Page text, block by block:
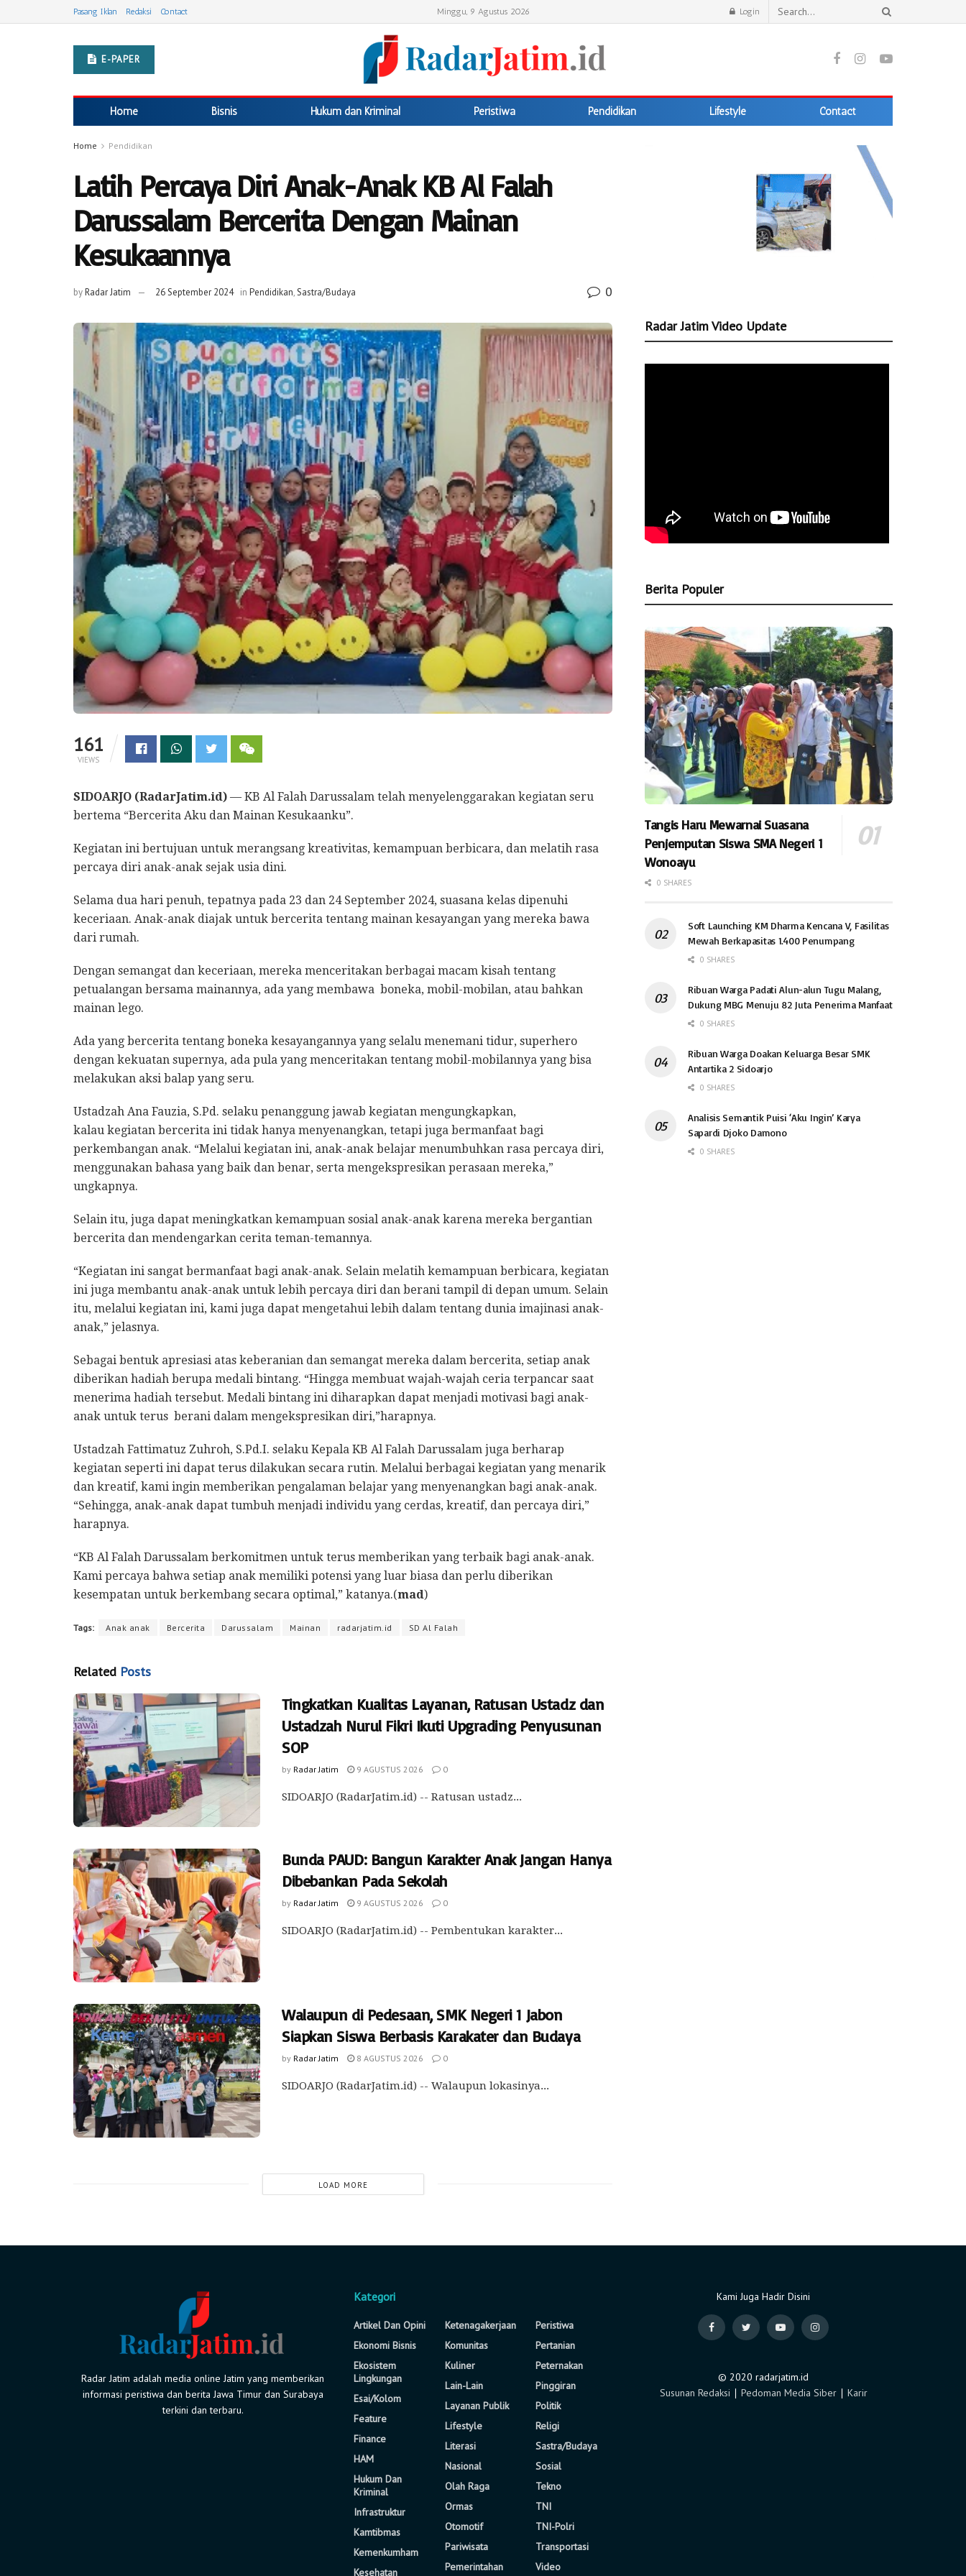
Pasang Iklan Redaksi Contact Minggu, 9 Agustus 2026 Login
E-PAPER
Home Bisnis Hukum dan Kriminal Peristiwa Pendidikan Lifestyle Contact
Home Pendidikan
Latih Percaya Diri Anak-Anak KB Al Falah
Darussalam Bercerita Dengan Mainan
Kesukaannya
byRadar Jatim 26 September 2024 in Pendidikan,Sastra/Budaya 0
161
VIEWS
SIDOARJO (RadarJatim.id) — KB Al Falah Darussalam telah menyelenggarakan kegiatan seru
bertema “Bercerita Aku dan Mainan Kesukaanku”.
Kegiatan ini bertujuan untuk merangsang kreativitas, kemampuan berbicara, dan melatih rasa
percaya diri anak-anak sejak usia dini.
Selama dua hari penuh, tepatnya pada 23 dan 24 September 2024, suasana kelas dipenuhi
keceriaan. Anak-anak diajak untuk bercerita tentang mainan kesayangan yang mereka bawa
dari rumah.
Dengan semangat dan keceriaan, mereka menceritakan berbagai macam kisah tentang
petualangan bersama mainannya, ada yang membawa boneka, mobil-mobilan, atau bahkan
mainan lego.
Ada yang bercerita tentang boneka kesayangannya yang selalu menemani tidur, superhero
dengan kekuatan supernya, ada pula yang menceritakan tentang mobil-mobilannya yang bisa
melakukan aksi balap yang seru.
Ustadzah Ana Fauzia, S.Pd. selaku penanggung jawab kegiatan mengungkapkan,
kalau kegiatan bercerita ini tidak hanya menyenangkan, tetapi juga bermanfaat bagi
perkembangan anak. “Melalui kegiatan ini, anak-anak belajar menumbuhkan rasa percaya diri,
menggunakan bahasa yang baik dan benar, serta mengekspresikan perasaan mereka,”
ungkapnya.
Selain itu, juga dapat meningkatkan kemampuan sosial anak-anak karena mereka bergantian
bercerita dan mendengarkan cerita teman-temannya.
“Kegiatan ini sangat bermanfaat bagi anak-anak. Selain melatih kemampuan berbicara, kegiatan
ini juga membantu anak-anak untuk lebih percaya diri dan berani tampil di depan umum. Selain
itu, melalui kegiatan ini, kami juga dapat mengetahui lebih dalam tentang dunia imajinasi anak-
anak,” jelasnya.
Sebagai bentuk apresiasi atas keberanian dan semangat mereka dalam bercerita, setiap anak
diberikan hadiah berupa medali bintang. “Hingga membuat wajah-wajah ceria terpancar saat
menerima hadiah tersebut. Medali bintang ini diharapkan dapat menjadi motivasi bagi anak-
anak untuk terus berani dalam mengekspresikan diri,”harapnya.
Ustadzah Fattimatuz Zuhroh, S.Pd.I. selaku Kepala KB Al Falah Darussalam juga berharap
kegiatan seperti ini dapat terus dilakukan secara rutin. Melalui berbagai kegiatan yang menarik
dan kreatif, kami ingin memberikan pengalaman belajar yang menyenangkan bagi anak-anak.
“Sehingga, anak-anak dapat tumbuh menjadi individu yang cerdas, kreatif, dan percaya diri,”
harapnya.
“KB Al Falah Darussalam berkomitmen untuk terus memberikan yang terbaik bagi anak-anak.
Kami percaya bahwa setiap anak memiliki potensi yang luar biasa dan perlu diberikan
kesempatan untuk berkembang secara optimal,” katanya.(mad)
Tags: Anak anak Bercerita Darussalam Mainan radarjatim.id SD Al Falah
Related Posts
Tingkatkan Kualitas Layanan, Ratusan Ustadz dan
Ustadzah Nurul Fikri Ikuti Upgrading Penyusunan
SOP
by Radar Jatim 9 AGUSTUS 2026 0
SIDOARJO (RadarJatim.id) -- Ratusan ustadz...
Bunda PAUD: Bangun Karakter Anak Jangan Hanya
Dibebankan Pada Sekolah
by Radar Jatim 9 AGUSTUS 2026 0
SIDOARJO (RadarJatim.id) -- Pembentukan karakter...
Walaupun di Pedesaan, SMK Negeri 1 Jabon
Siapkan Siswa Berbasis Karakater dan Budaya
by Radar Jatim 8 AGUSTUS 2026 0
SIDOARJO (RadarJatim.id) -- Walaupun lokasinya...
LOAD MORE
Radar Jatim Video Update
Berita Populer
Tangis Haru Mewarnai Suasana
Penjemputan Siswa SMA Negeri 1
Wonoayu
0 SHARES
Soft Launching KM Dharma Kencana V, Fasilitas
Mewah Berkapasitas 1.400 Penumpang
0 SHARES
Ribuan Warga Padati Alun-alun Tugu Malang,
Dukung MBG Menuju 82 Juta Penerima Manfaat
0 SHARES
Ribuan Warga Doakan Keluarga Besar SMK
Antartika 2 Sidoarjo
0 SHARES
Analisis Semantik Puisi ‘Aku Ingin’ Karya
Sapardi Djoko Damono
0 SHARES
Radar Jatim adalah media online Jatim yang memberikan
informasi peristiwa dan berita Jawa Timur dan Surabaya
terkini dan terbaru.
Kategori
Artikel Dan Opini
Ekonomi Bisnis
Ekosistem
Lingkungan
Esai/Kolom
Feature
Finance
HAM
Hukum Dan
Kriminal
Infrastruktur
Kamtibmas
Kemenkumham
Kesehatan
Ketenagakerjaan
Komunitas
Kuliner
Lain-Lain
Layanan Publik
Lifestyle
Literasi
Nasional
Olah Raga
Ormas
Otomotif
Pariwisata
Pemerintahan
Peristiwa
Pertanian
Peternakan
Pinggiran
Politik
Religi
Sastra/Budaya
Sosial
Tekno
TNI
TNI-Polri
Transportasi
Video
Kami Juga Hadir Disini
© 2020 radarjatim.id
Susunan Redaksi ∣ Pedoman Media Siber∣ Karir